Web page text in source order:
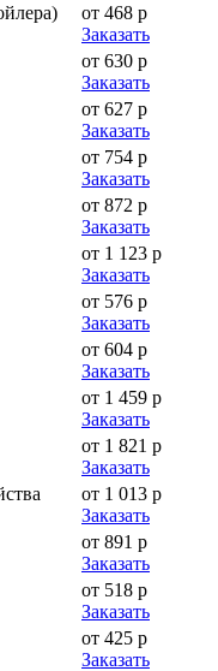
от 468 р
Заказать
от 630 р
Заказать
от 627 р
Заказать
от 754 р
Заказать
от 872 р
Заказать
от 1 123 р
Заказать
от 576 р
Заказать
от 604 р
Заказать
от 1 459 р
Заказать
от 1 821 р
Заказать
от 1 013 р
Заказать
от 891 р
Заказать
от 518 р
Заказать
от 425 р
Заказать